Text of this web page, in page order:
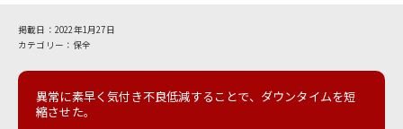
2022年1月27日
保全
異常に素早く気付き不良低減することで、ダウンタイムを短
縮させた。